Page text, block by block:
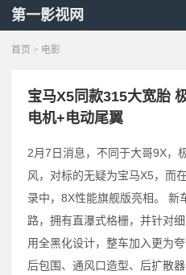
第一影视网
首页 > 电影
宝马X5同款315大宽胎
电机+电动尾翼
2月7日消息，不同于大哥9X，
风，对标的无疑为宝马X5，而
录中，8X性能旗舰版亮相。 新
路，拥有直瀑式格栅，并针对
用全黑化设计，整车加入更为
后包围、通风口造型、后扩散